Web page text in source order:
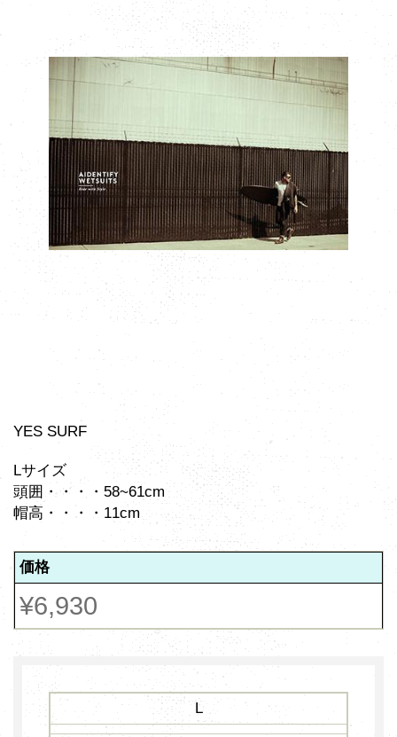
YES SURF
Lサイズ
頭囲・・・・58~61cm
帽高・・・・11cm
価格
¥6,930
L